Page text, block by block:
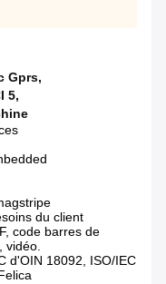
Gprs,
5,
du client
code barres de
vidéo.
d'OIN 18092, ISO/IEC